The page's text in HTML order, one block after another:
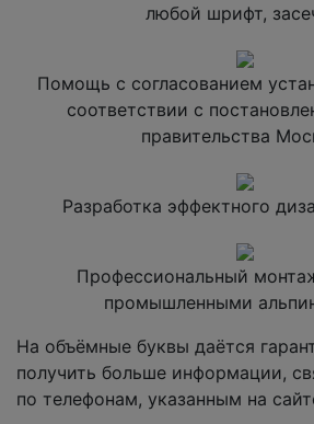
любой шрифт,
Помощь с согласованием
соответствии с
правительства
Разработка эффектного
Профессиональный
промышленными
На объёмные буквы даётся
получить больше информации,
по телефонам, указанным на